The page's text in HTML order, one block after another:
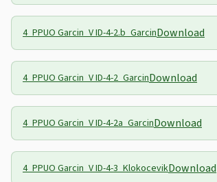
4_PPUO Garcin_V ID-4-2.b_GarcinDownload
4_PPUO Garcin_V ID-4-2_GarcinDownload
4_PPUO Garcin_V ID-4-2a_GarcinDownload
4_PPUO Garcin_V ID-4-3_KlokocevikDownload